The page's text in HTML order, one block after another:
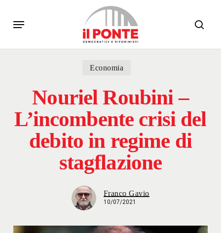
main
Menu
Economia
Nouriel Roubini –
L’incombente crisi del
debito in regime di
stagflazione
Franco Gavio
10/07/2021